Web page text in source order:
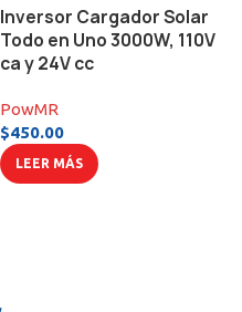
Inversor Cargador Solar
Todo en Uno 3000W, 110V
ca y 24V cc
PowMR
$450.00
LEER MÁS